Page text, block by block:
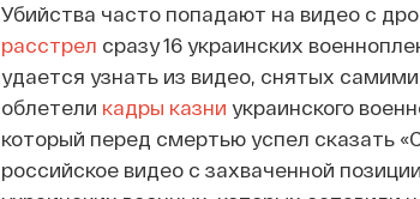
Убийства часто попадают на видео с
расстрел сразу 16 украинских
удается узнать из видео, снятых
облетели кадры казни украинского
который перед смертью успел сказать
российское видео с захваченной